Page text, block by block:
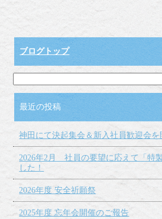
ブログトップ
最近の投稿
神田にて決起集会＆新入社員歓迎会を
2026年2月 社員の要望に応えて「特
した！
2026年度 安全祈願祭
2025年度 忘年会開催のご報告